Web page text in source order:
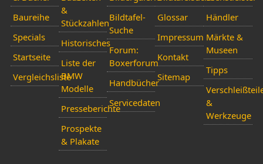
Baureihe
Specials
Startseite
Vergleichsliste
&
Stückzahlen
Historisches
Liste der
BMW
Modelle
Presseberichte
Prospekte
& Plakate
Bildtafel-
Suche
Forum:
Boxerforum
Handbücher
Servicedaten
Glossar
Impressum
Kontakt
Sitemap
Händler
Märkte &
Museen
Tipps
&
Werkzeuge